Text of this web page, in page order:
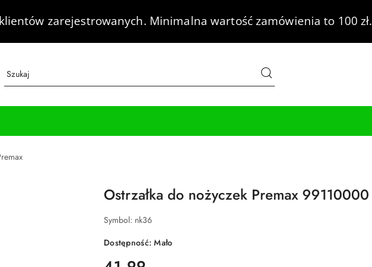
zarejestrowanych. Minimalna wartość zamówienia to 100 zł.
Ostrzałka do nożyczek Premax 99110000
Symbol: nk36
Dostępność:Mało